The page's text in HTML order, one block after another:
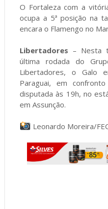
O Fortaleza com a
ocupa a 5ª posição na
encara o Flamengo no
Libertadores – Nesta
última rodada do
Libertadores, o Galo
Paraguai, em
disputada às 19h, no
em Assunção.
Leonardo Moreira/